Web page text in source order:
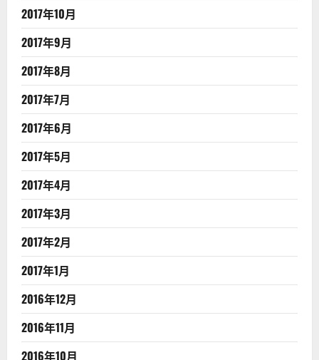
2017年10月
2017年9月
2017年8月
2017年7月
2017年6月
2017年5月
2017年4月
2017年3月
2017年2月
2017年1月
2016年12月
2016年11月
2016年10月